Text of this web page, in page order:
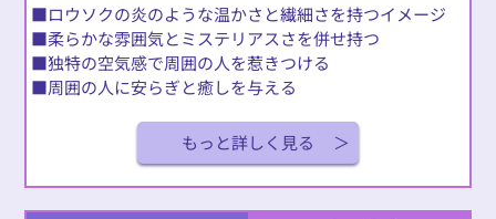
■ロウソクの炎のような温かさと繊細さを持つイメージ
■柔らかな雰囲気とミステリアスさを併せ持つ
■独特の空気感で周囲の人を惹きつける
■周囲の人に安らぎと癒しを与える
もっと詳しく見る